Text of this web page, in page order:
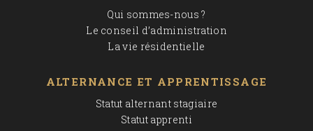
Qui sommes-nous ?
Le conseil d’administration
La vie résidentielle
ALTERNANCE ET APPRENTISSAGE
Statut alternant stagiaire
Statut apprenti